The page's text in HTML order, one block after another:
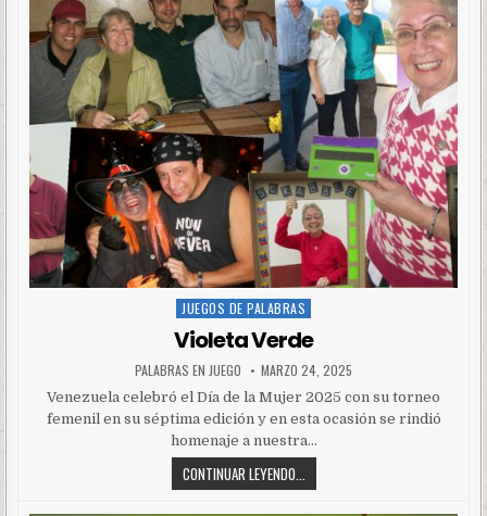
Posted
in
JUEGOS DE PALABRAS
Violeta Verde
PALABRAS EN JUEGO MARZO 24, 2025
Venezuela celebró el Día de la Mujer 2025 con su torneo
femenil en su séptima edición y en esta ocasión se rindió
homenaje a nuestra…
CONTINUAR LEYENDO...